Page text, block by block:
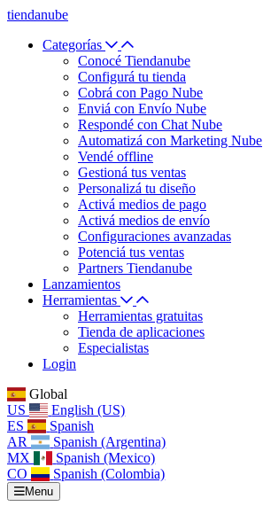
tiendanube
Categorías
Conocé Tiendanube
Configurá tu tienda
Cobrá con Pago Nube
Enviá con Envío Nube
Respondé con Chat Nube
Automatizá con Marketing Nube
Vendé offline
Gestioná tus ventas
Personalizá tu diseño
Activá medios de pago
Activá medios de envío
Configuraciones avanzadas
Potenciá tus ventas
Partners Tiendanube
Lanzamientos
Herramientas
Herramientas gratuitas
Tienda de aplicaciones
Especialistas
Login
Global
US
English (US)
ES
Spanish
AR
Spanish (Argentina)
MX
Spanish (Mexico)
CO
Spanish (Colombia)
Menu